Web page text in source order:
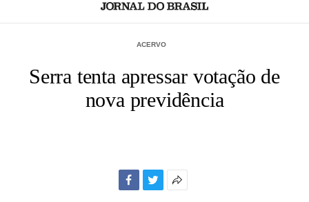
ACERVO
Serra tenta apressar votação de
nova previdência